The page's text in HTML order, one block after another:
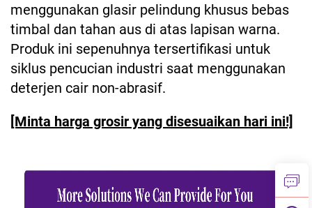
menggunakan glasir pelindung khusus bebas
timbal dan tahan aus di atas lapisan warna.
Produk ini sepenuhnya tersertifikasi untuk
siklus pencucian industri saat menggunakan
deterjen cair non-abrasif.
[Minta harga grosir yang disesuaikan hari ini!]